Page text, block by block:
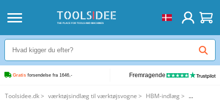
Gratis forsendelse fra 1646,- Fremragende
Toolsidee.dk> værktøjsindlæg til værktøjsvogne > HBM-indlæg >